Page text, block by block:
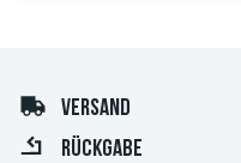
VERSAND
RÜCKGABE